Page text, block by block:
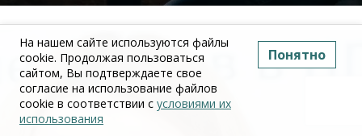
На нашем сайте используются файлы
cookie. Продолжая пользоваться
сайтом, Вы подтверждаете свое
согласие на использование файлов
cookie в соответствии с условиями их
использования
Понятно